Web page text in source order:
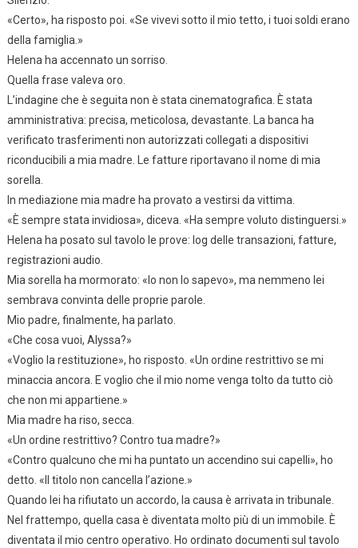
«Certo», ha risposto poi. «Se vivevi sotto il mio tetto, i tuoi soldi erano
della famiglia.»
Helena ha accennato un sorriso.
Quella frase valeva oro.
L’indagine che è seguita non è stata cinematografica. È stata
amministrativa: precisa, meticolosa, devastante. La banca ha
verificato trasferimenti non autorizzati collegati a dispositivi
riconducibili a mia madre. Le fatture riportavano il nome di mia
sorella.
In mediazione mia madre ha provato a vestirsi da vittima.
«È sempre stata invidiosa», diceva. «Ha sempre voluto distinguersi.»
Helena ha posato sul tavolo le prove: log delle transazioni, fatture,
registrazioni audio.
Mia sorella ha mormorato: «Io non lo sapevo», ma nemmeno lei
sembrava convinta delle proprie parole.
Mio padre, finalmente, ha parlato.
«Che cosa vuoi, Alyssa?»
«Voglio la restituzione», ho risposto. «Un ordine restrittivo se mi
minaccia ancora. E voglio che il mio nome venga tolto da tutto ciò
che non mi appartiene.»
Mia madre ha riso, secca.
«Un ordine restrittivo? Contro tua madre?»
«Contro qualcuno che mi ha puntato un accendino sui capelli», ho
detto. «Il titolo non cancella l’azione.»
Quando lei ha rifiutato un accordo, la causa è arrivata in tribunale.
Nel frattempo, quella casa è diventata molto più di un immobile. È
diventata il mio centro operativo. Ho ordinato documenti sul tavolo